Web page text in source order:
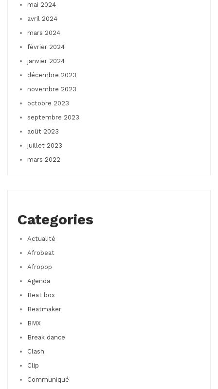
mai 2024
avril 2024
mars 2024
février 2024
janvier 2024
décembre 2023
novembre 2023
octobre 2023
septembre 2023
août 2023
juillet 2023
mars 2022
Categories
Actualité
Afrobeat
Afropop
Agenda
Beat box
Beatmaker
BMX
Break dance
Clash
Clip
Communiqué